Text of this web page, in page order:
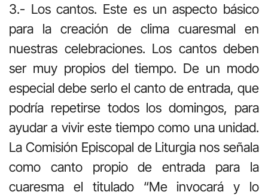
3.- Los cantos. Este es un aspecto básico
para la creación de clima cuaresmal en
nuestras celebraciones. Los cantos deben
ser muy propios del tiempo. De un modo
especial debe serlo el canto de entrada, que
podría repetirse todos los domingos, para
ayudar a vivir este tiempo como una unidad.
La Comisión Episcopal de Liturgia nos señala
como canto propio de entrada para la
cuaresma el titulado “Me invocará y lo